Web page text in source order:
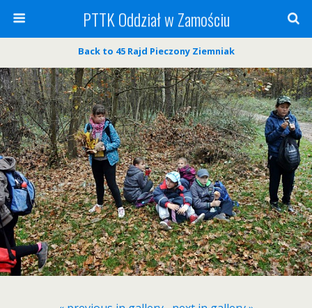
PTTK Oddział w Zamościu
Back to 45 Rajd Pieczony Ziemniak